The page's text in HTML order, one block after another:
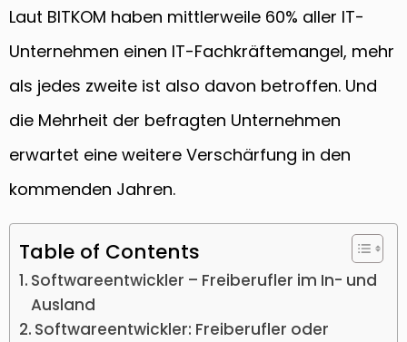
Laut BITKOM haben mittlerweile 60% aller IT-
Unternehmen einen IT-Fachkräftemangel, mehr
als jedes zweite ist also davon betroffen. Und
die Mehrheit der befragten Unternehmen
erwartet eine weitere Verschärfung in den
kommenden Jahren.
Table of Contents
Softwareentwickler – Freiberufler im In- und
Ausland
Softwareentwickler: Freiberufler oder